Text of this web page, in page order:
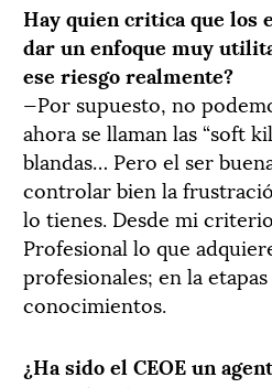
Hay quien critica que los
dar un enfoque muy
ese riesgo realmente?
—Por supuesto, no
ahora se llaman las “soft
blandas… Pero el ser
controlar bien la
lo tienes. Desde mi
Profesional lo que
profesionales; en la
conocimientos.
¿Ha sido el CEOE un